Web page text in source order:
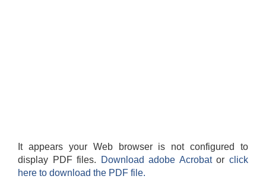
It appears your Web browser is not configured to
display PDF files.
Download adobe Acrobatorclick
here to download the PDF file.